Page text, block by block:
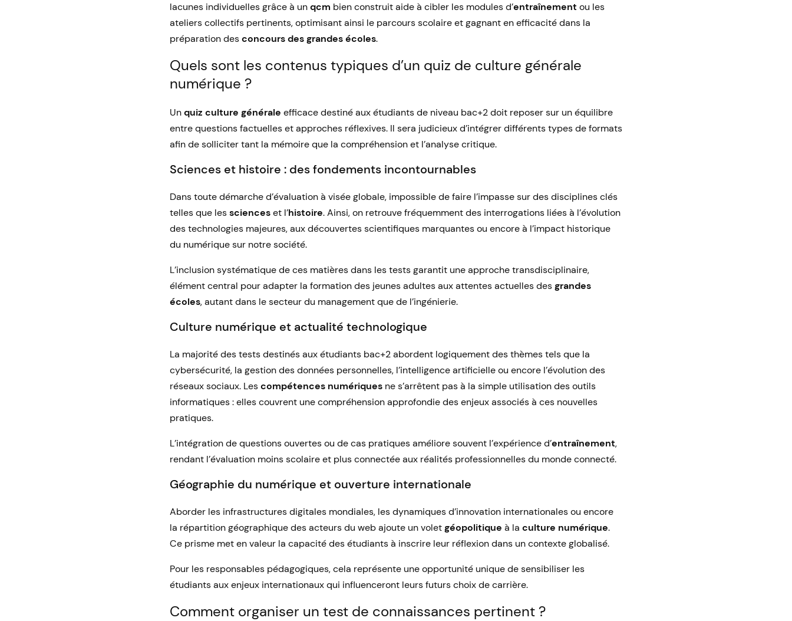
lacunes individuelles grâce à unqcm bien construit aide à cibler les modules d’entraînement ou les
ateliers collectifs pertinents, optimisant ainsi le parcours scolaire et gagnant en efficacité dans la
préparation desconcours des grandes écoles.
Quels sont les contenus typiques d’un quiz de culture générale
numérique ?
Unquiz culture générale efficace destiné aux étudiants de niveau bac+2 doit reposer sur un équilibre
entre questions factuelles et approches réflexives. Il sera judicieux d’intégrer différents types de formats
afin de solliciter tant la mémoire que la compréhension et l’analyse critique.
Sciences et histoire : des fondements incontournables
Dans toute démarche d’évaluation à visée globale, impossible de faire l’impasse sur des disciplines clés
telles que lesscienceset l’histoire. Ainsi, on retrouve fréquemment des interrogations liées à l’évolution
des technologies majeures, aux découvertes scientifiques marquantes ou encore à l’impact historique
du numérique sur notre société.
L’inclusion systématique de ces matières dans les tests garantit une approche transdisciplinaire,
élément central pour adapter la formation des jeunes adultes aux attentes actuelles desgrandes
écoles, autant dans le secteur du management que de l’ingénierie.
Culture numérique et actualité technologique
La majorité des tests destinés aux étudiants bac+2 abordent logiquement des thèmes tels que la
cybersécurité, la gestion des données personnelles, l’intelligence artificielle ou encore l’évolution des
réseaux sociaux. Lescompétences numériques ne s’arrêtent pas à la simple utilisation des outils
informatiques : elles couvrent une compréhension approfondie des enjeux associés à ces nouvelles
pratiques.
L’intégration de questions ouvertes ou de cas pratiques améliore souvent l’expérience d’entraînement,
rendant l’évaluation moins scolaire et plus connectée aux réalités professionnelles du monde connecté.
Géographie du numérique et ouverture internationale
Aborder les infrastructures digitales mondiales, les dynamiques d’innovation internationales ou encore
la répartition géographique des acteurs du web ajoute un voletgéopolitique à la culture numérique.
Ce prisme met en valeur la capacité des étudiants à inscrire leur réflexion dans un contexte globalisé.
Pour les responsables pédagogiques, cela représente une opportunité unique de sensibiliser les
étudiants aux enjeux internationaux qui influenceront leurs futurs choix de carrière.
Comment organiser un test de connaissances pertinent ?